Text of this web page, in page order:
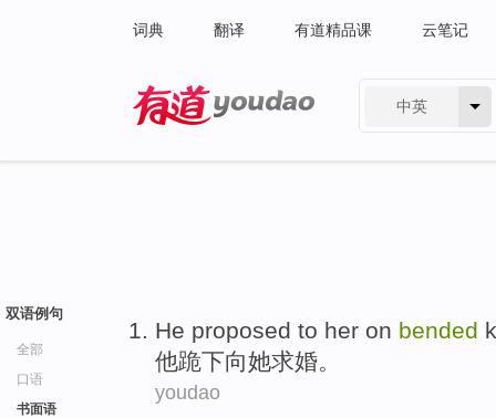
词典 翻译 有道精品课 云笔记
中英
双语例句
全部
口语
书面语
He proposed to her on bended
他跪下向她求婚。
youdao